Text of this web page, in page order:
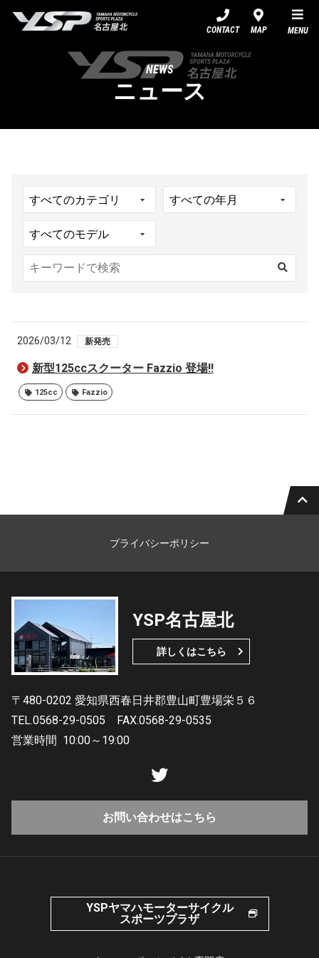
CONTACT MAP MENU
NEWS
ニュース
2026/03/12 新発売
新型125ccスクーター Fazzio 登場!!
125cc Fazzio
プライバシーポリシー
YSP名古屋北
詳しくはこちら
〒480-0202 愛知県西春日井郡豊山町豊場栄５６
TEL.0568-29-0505
FAX.0568-29-0535
営業時間 10:00～19:00
お問い合わせはこちら
YSPヤマハモーターサイクル
スポーツプラザ